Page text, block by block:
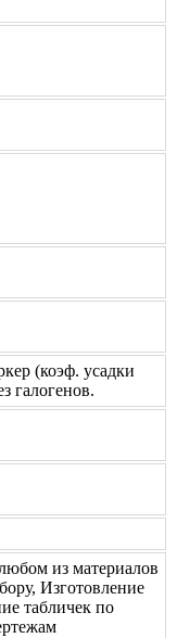
(коэф. усадки
галогенов.
из материалов
Изготовление
табличек по